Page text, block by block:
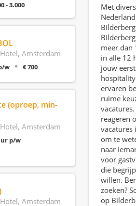
- 3.000
Amsterdam
w € 700
(oproep, min-
Amsterdam
p/w
Amsterdam
Met
meer dan
in alle 12
jouw
ervaren
ruime
reageren
vacatures
om te
naar
voor
die
willen.
zoeken?
op